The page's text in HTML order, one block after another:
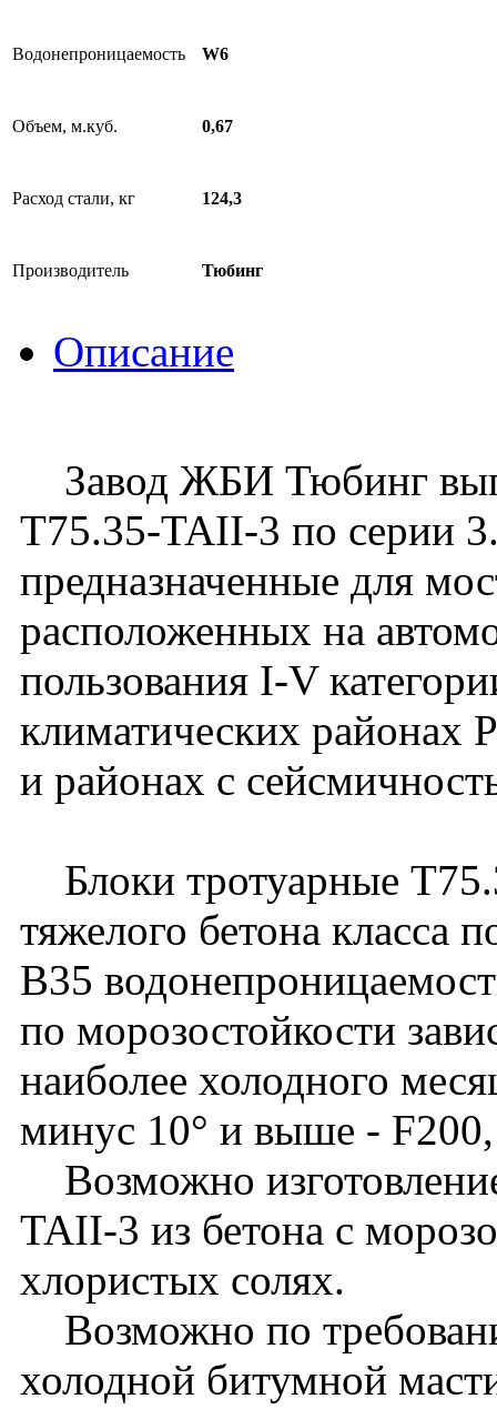
Водонепроницаемость W6
Объем, м.куб. 0,67
Расход стали, кг 124,3
Производитель Тюбинг
Описание
Завод ЖБИ Тюбинг
Т75.35-TAII-3 по серии
предназначенные для
расположенных на
пользования I-V
климатических районах
и районах с
Блоки тротуарные
тяжелого бетона класса
B35
по морозостойкости
наиболее холодного
минус 10° и выше -
Возможно
TAII-3 из бетона с
хлористых солях.
Возможно по
холодной битумной